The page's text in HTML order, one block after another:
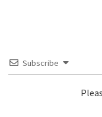
Subscribe